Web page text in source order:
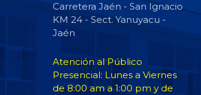
Carretera Jaén - San Ignacio
KM 24 - Sect. Yanuyacu -
Jaén
Atención al Público
Presencial: Lunes a Viernes
de 8:00 am a 1:00 pm y de